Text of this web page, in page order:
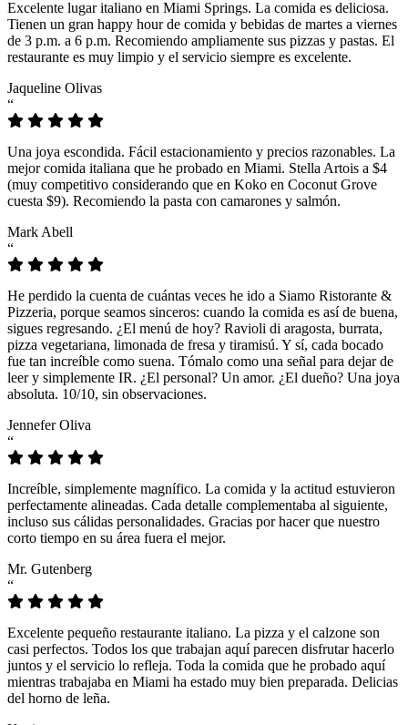
Excelente lugar italiano en Miami Springs. La comida es deliciosa.
Tienen un gran happy hour de comida y bebidas de martes a viernes
de 3 p.m. a 6 p.m. Recomiendo ampliamente sus pizzas y pastas. El
restaurante es muy limpio y el servicio siempre es excelente.
Jaqueline Olivas
“
Una joya escondida. Fácil estacionamiento y precios razonables. La
mejor comida italiana que he probado en Miami. Stella Artois a $4
(muy competitivo considerando que en Koko en Coconut Grove
cuesta $9). Recomiendo la pasta con camarones y salmón.
Mark Abell
“
He perdido la cuenta de cuántas veces he ido a Siamo Ristorante &
Pizzeria, porque seamos sinceros: cuando la comida es así de buena,
sigues regresando. ¿El menú de hoy? Ravioli di aragosta, burrata,
pizza vegetariana, limonada de fresa y tiramisú. Y sí, cada bocado
fue tan increíble como suena. Tómalo como una señal para dejar de
leer y simplemente IR. ¿El personal? Un amor. ¿El dueño? Una joya
absoluta. 10/10, sin observaciones.
Jennefer Oliva
“
Increíble, simplemente magnífico. La comida y la actitud estuvieron
perfectamente alineadas. Cada detalle complementaba al siguiente,
incluso sus cálidas personalidades. Gracias por hacer que nuestro
corto tiempo en su área fuera el mejor.
Mr. Gutenberg
“
Excelente pequeño restaurante italiano. La pizza y el calzone son
casi perfectos. Todos los que trabajan aquí parecen disfrutar hacerlo
juntos y el servicio lo refleja. Toda la comida que he probado aquí
mientras trabajaba en Miami ha estado muy bien preparada. Delicias
del horno de leña.